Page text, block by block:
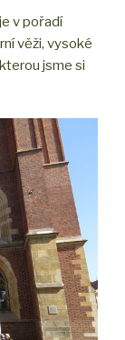
je v pořadí
věži, vysoké
jsme si